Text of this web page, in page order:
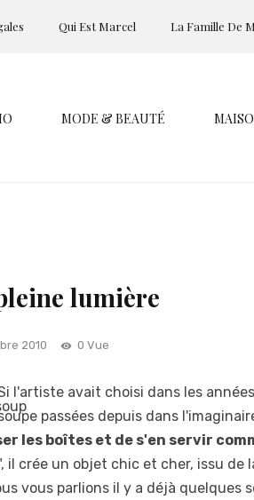
Qui Est Marcel La Famille De
MODE & BEAUTÉ
lumière
2010 0 Vue
l'artiste avait choisi dans les
passées depuis dans
les boîtes et de s'en servir
il crée un objet chic et cher, issu de
vous parlions il y a déjà quelques